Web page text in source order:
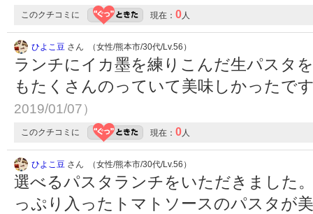
このクチコミに 現在： 0人
ひよこ豆 さん （女性/熊本市/30代/Lv.56）
ランチにイカ墨を練りこんだ生パスタ
もたくさんのっていて美味しかったで
2019/01/07）
このクチコミに 現在： 0人
ひよこ豆 さん （女性/熊本市/30代/Lv.56）
選べるパスタランチをいただきました
っぷり入ったトマトソースのパスタが